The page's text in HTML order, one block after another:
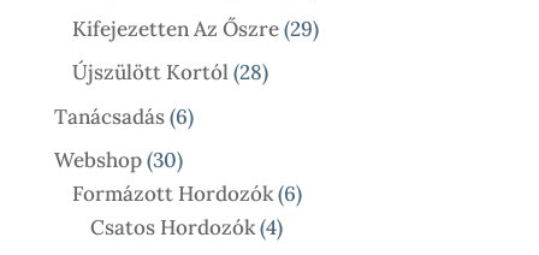
Termék
Kifejezetten Az Őszre 2929
Újszülött Kortól 2828
Tanácsadás 66
Webshop 3030
Termék
Formázott Hordozók 66
Csatos Hordozók 44